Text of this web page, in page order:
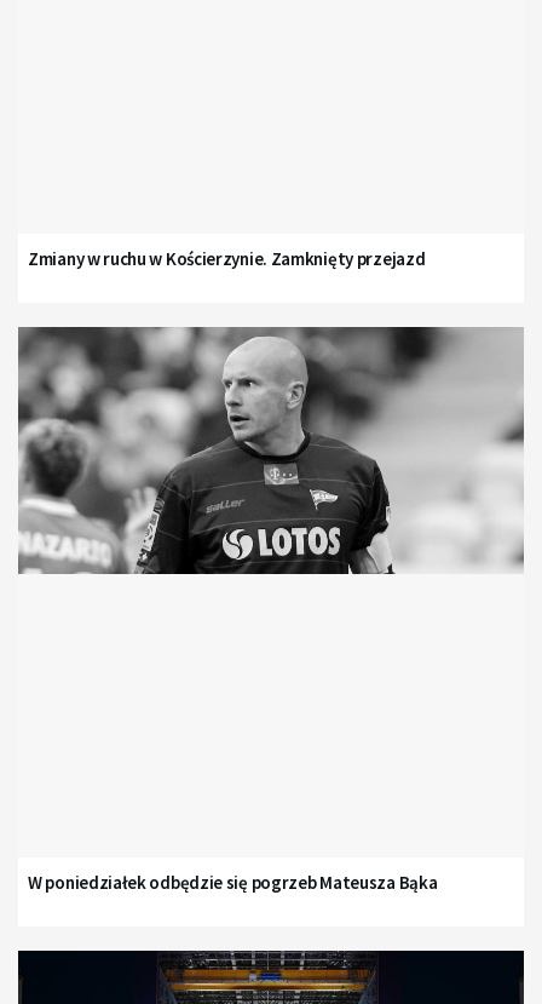
Zmiany w ruchu w Kościerzynie. Zamknięty przejazd
W poniedziałek odbędzie się pogrzeb Mateusza Bąka